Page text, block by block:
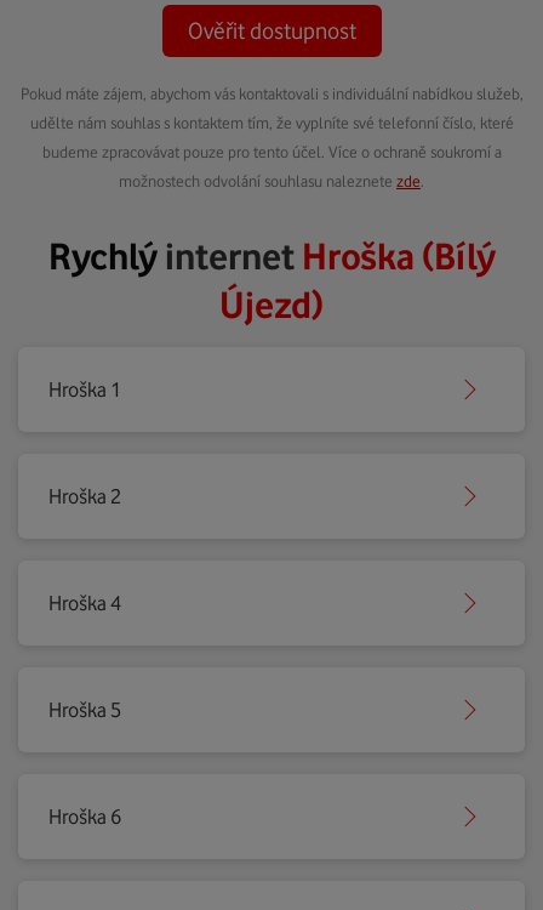
Ověřit dostupnost
Pokud máte zájem, abychom vás kontaktovali s individuální nabídkou služeb,
udělte nám souhlas s kontaktem tím, že vyplníte své telefonní číslo, které
budeme zpracovávat pouze pro tento účel. Více o ochraně soukromí a
možnostech odvolání souhlasu naleznete zde
Rychlýinternet Hroška (Bílý
Újezd)
Hroška 1
Hroška 2
Hroška 4
Hroška 5
Hroška 6